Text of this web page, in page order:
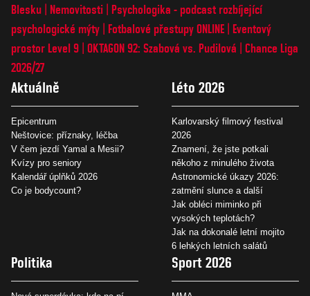
Blesku
Nemovitosti
Psychologika - podcast rozbíjející
psychologické mýty
Fotbalové přestupy ONLINE
Eventový
prostor Level 9 OKTAGON 92: Szabová vs. Pudilová
Chance Liga
2026/27
Aktuálně
Epicentrum
Neštovice: příznaky, léčba
V čem jezdí Yamal a Mesii?
Kvízy pro seniory
Kalendář úplňků 2026
Co je bodycount?
Léto 2026
Karlovarský filmový festival
2026
Znamení, že jste potkali
někoho z minulého života
Astronomické úkazy 2026:
zatmění slunce a další
Jak obléci miminko při
vysokých teplotách?
Jak na dokonalé letní mojito
6 lehkých letních salátů
Politika Sport 2026